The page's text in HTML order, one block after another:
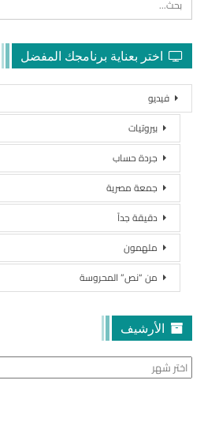
اختر بعناية برنامجك المفضل
فيديو
بيروتيات
جردة حساب
جمعة مصرية
دقيقة جداً
ملهمون
من “نص” المحروسة
الأرشيف
الأرشيف